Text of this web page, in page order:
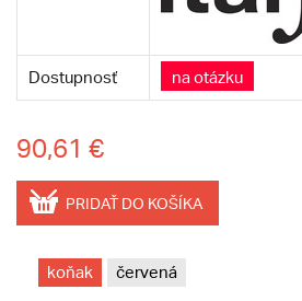
Dostupnosť na otázku
90,61 €
PRIDAŤ DO KOŠÍKA
koňak červená